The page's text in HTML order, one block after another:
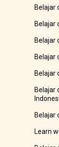
Belajar
Belajar
Belajar
Belajar
Belajar
Belajar
Belajar
Learn